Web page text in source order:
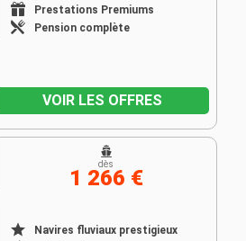
Prestations Premiums
Pension complète
VOIR LES OFFRES
Navires fluviaux prestigieux
dès
1 266 €